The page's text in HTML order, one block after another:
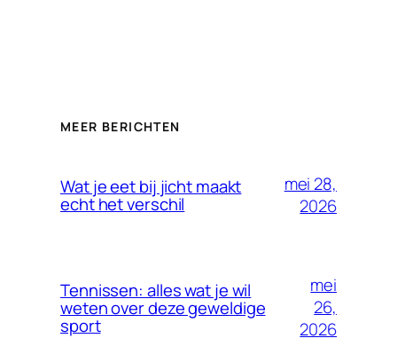
MEER BERICHTEN
Wat je eet bij jicht maakt
echt het verschil
mei 28,
2026
Tennissen: alles wat je wil
weten over deze geweldige
sport
mei
26,
2026